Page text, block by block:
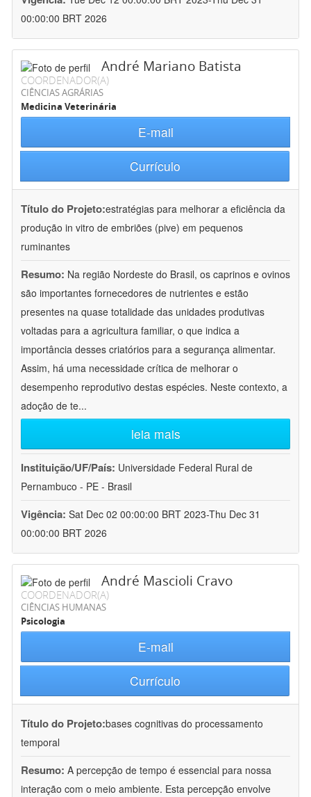
00:00:00 BRT 2026
André Mariano Batista
COORDENADOR(A)
CIÊNCIAS AGRÁRIAS
Medicina Veterinária
E-mail
Currículo
Título do Projeto:estratégias para melhorar a eficiência da
produção in vitro de embriões (pive) em pequenos
ruminantes
Resumo: Na região Nordeste do Brasil, os caprinos e ovinos
são importantes fornecedores de nutrientes e estão
presentes na quase totalidade das unidades produtivas
voltadas para a agricultura familiar, o que indica a
importância desses criatórios para a segurança alimentar.
Assim, há uma necessidade crítica de melhorar o
desempenho reprodutivo destas espécies. Neste contexto, a
adoção de te...
leia mais
Instituição/UF/País: Universidade Federal Rural de
Pernambuco - PE - Brasil
Vigência: Sat Dec 02 00:00:00 BRT 2023-Thu Dec 31
00:00:00 BRT 2026
André Mascioli Cravo
COORDENADOR(A)
CIÊNCIAS HUMANAS
Psicologia
E-mail
Currículo
Título do Projeto:bases cognitivas do processamento
temporal
Resumo: A percepção de tempo é essencial para nossa
interação com o meio ambiente. Esta percepção envolve